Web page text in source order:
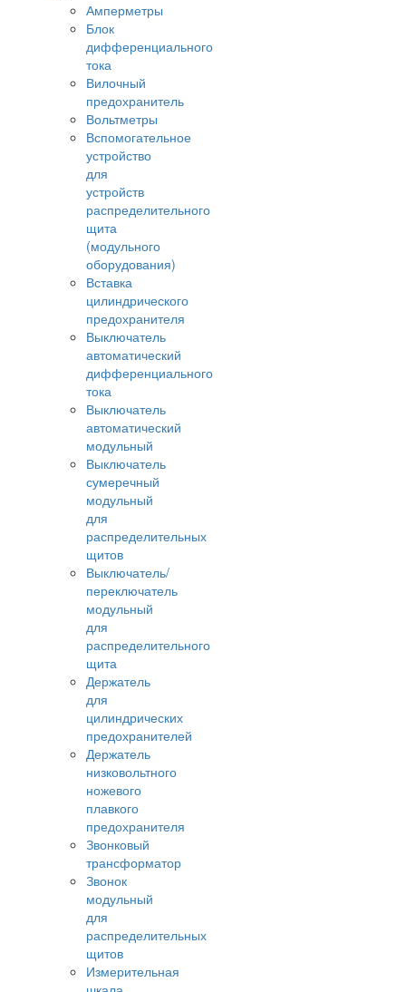
Амперметры
Блок
дифференциального
тока
Вилочный
предохранитель
Вольтметры
Вспомогательное
устройство
для
устройств
распределительного
щита
(модульного
оборудования)
Вставка
цилиндрического
предохранителя
Выключатель
автоматический
дифференциального
тока
Выключатель
автоматический
модульный
Выключатель
сумеречный
модульный
для
распределительных
щитов
Выключатель/
переключатель
модульный
для
распределительного
щита
Держатель
для
цилиндрических
предохранителей
Держатель
низковольтного
ножевого
плавкого
предохранителя
Звонковый
трансформатор
Звонок
модульный
для
распределительных
щитов
Измерительная